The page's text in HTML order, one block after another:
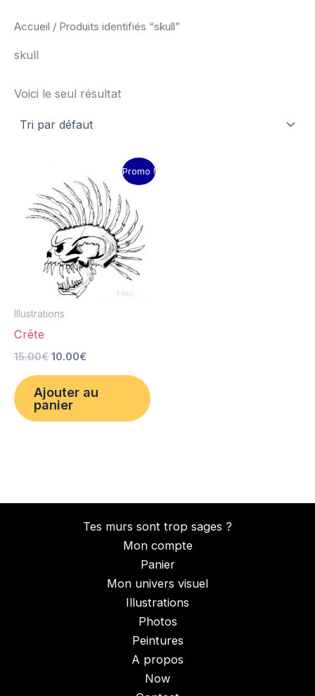
Accueil / Produits identifiés “skull”
skull
Voici le seul résultat
Promo !
Illustrations
Crête
15.00€
prix
initial
était :
15.00€.
10.00€
prix
actuel
est :
10.00€.
Ajouter au
panier
Tes murs sont trop sages ?
Mon compte
Panier
Mon univers visuel
Illustrations
Photos
Peintures
A propos
Now